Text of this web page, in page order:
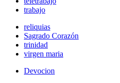
trabajo
reliquias
Sagrado Corazón
trinidad
virgen maria
Devocion